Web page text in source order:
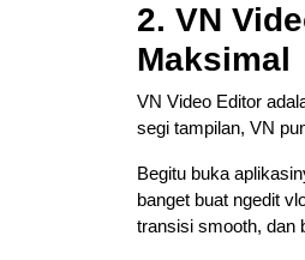
2. VN
Maksimal
VN Video Editor
segi tampilan, VN
Begitu buka
banget buat ngedit
transisi smooth, dan